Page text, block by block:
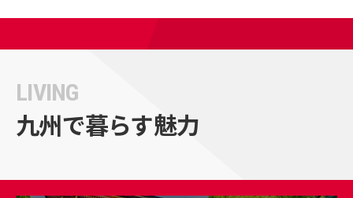
LIVING
九州で暮らす魅力